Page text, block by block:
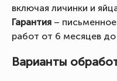
включая личинки и
Гарантия –
работ от 6 месяцев до
Варианты